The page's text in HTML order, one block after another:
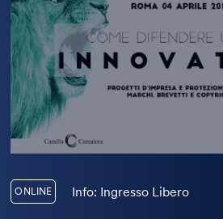
ONLINE Info: Ingresso Libero